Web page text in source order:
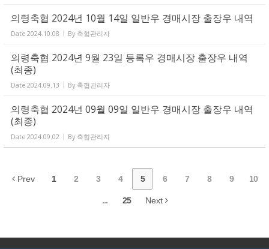
의령축협 2024년 10월 14일 일반우 경매시장 출장우 내역
Date 2024.10.08 By 축협관리자
의령축협 2024년 9월 23일 등록우 경매시장 출장우 내역
(최종)
Date 2024.09.13 By 축협관리자
의령축협 2024년 09월 09일 일반우 경매시장 출장우 내역
(최종)
Date 2024.09.02 By 축협관리자
Prev 1 2 3 4 5 6 7 8 9 10
... 25 Next